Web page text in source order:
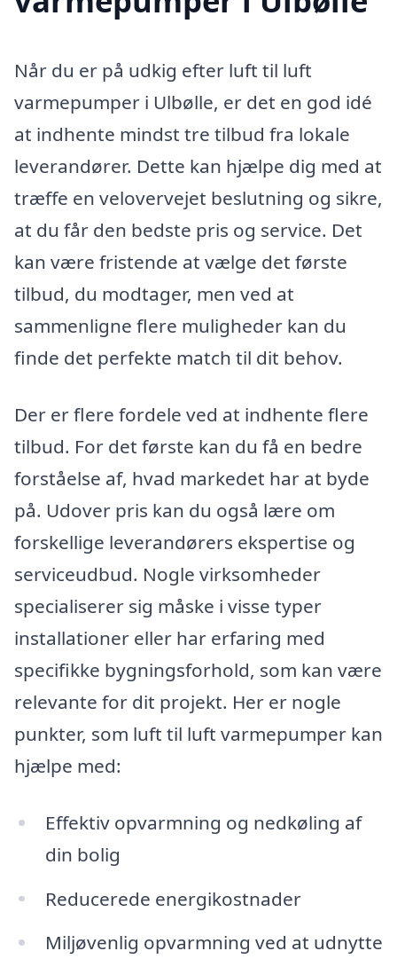
Når du er på udkig efter luft til luft
varmepumper i Ulbølle, er det en god idé
at indhente mindst tre tilbud fra lokale
leverandører. Dette kan hjælpe dig med at
træffe en velovervejet beslutning og sikre,
at du får den bedste pris og service. Det
kan være fristende at vælge det første
tilbud, du modtager, men ved at
sammenligne flere muligheder kan du
finde det perfekte match til dit behov.
Der er flere fordele ved at indhente flere
tilbud. For det første kan du få en bedre
forståelse af, hvad markedet har at byde
på. Udover pris kan du også lære om
forskellige leverandørers ekspertise og
serviceudbud. Nogle virksomheder
specialiserer sig måske i visse typer
installationer eller har erfaring med
specifikke bygningsforhold, som kan være
relevante for dit projekt. Her er nogle
punkter, som luft til luft varmepumper kan
hjælpe med:
Effektiv opvarmning og nedkøling af
din bolig
Reducerede energikostnader
Miljøvenlig opvarmning ved at udnytte